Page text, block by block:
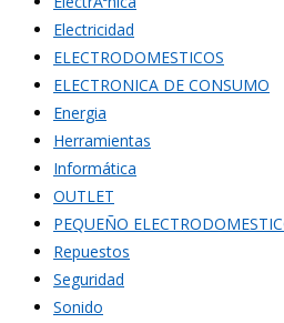
Electricidad
ELECTRODOMESTICOS
ELECTRONICA DE CONSUMO
Energia
Herramientas
Informática
OUTLET
PEQUEÑO
Repuestos
Seguridad
Sonido